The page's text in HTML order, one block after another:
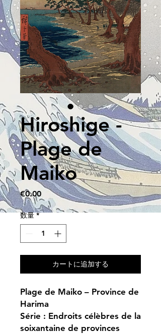
Hiroshige -
Plage de
Maiko
€0.00価
格
数量 *
カートに追加する
Plage de Maiko – Province de
Harima
Série : Endroits célèbres de la
soixantaine de provinces